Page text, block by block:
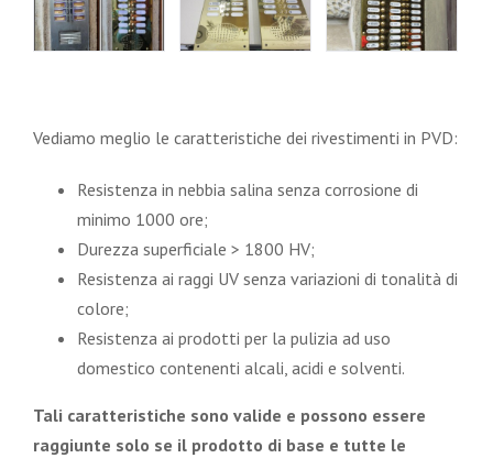
Vediamo meglio le caratteristiche dei rivestimenti in PVD:
Resistenza in nebbia salina senza corrosione di
minimo 1000 ore;
Durezza superficiale > 1800 HV;
Resistenza ai raggi UV senza variazioni di tonalità di
colore;
Resistenza ai prodotti per la pulizia ad uso
domestico contenenti alcali, acidi e solventi.
Tali caratteristiche sono valide e possono essere
raggiunte solo se il prodotto di base e tutte le